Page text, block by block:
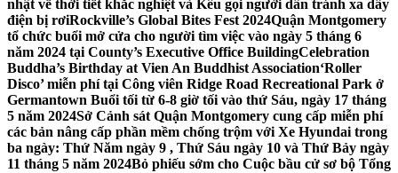
nhật về thời tiết khắc nghiệt và Kêu gọi người dân tránh xa dây
điện bị rơiRockville’s Global Bites Fest 2024Quận Montgomery
tổ chức buổi mở cửa cho người tìm việc vào ngày 5 tháng 6
năm 2024 tại County’s Executive Office BuildingCelebration
Buddha’s Birthday at Vien An Buddhist Association‘Roller
Disco’ miễn phí tại Công viên Ridge Road Recreational Park ở
Germantown Buổi tối từ 6-8 giờ tối vào thứ Sáu, ngày 17 tháng
5 năm 2024Sở Cảnh sát Quận Montgomery cung cấp miễn phí
các bản nâng cấp phần mềm chống trộm với Xe Hyundai trong
ba ngày: Thứ Năm ngày 9 , Thứ Sáu ngày 10 và Thứ Bảy ngày
11 tháng 5 năm 2024Bỏ phiếu sớm cho Cuộc bầu cử sơ bộ Tổng